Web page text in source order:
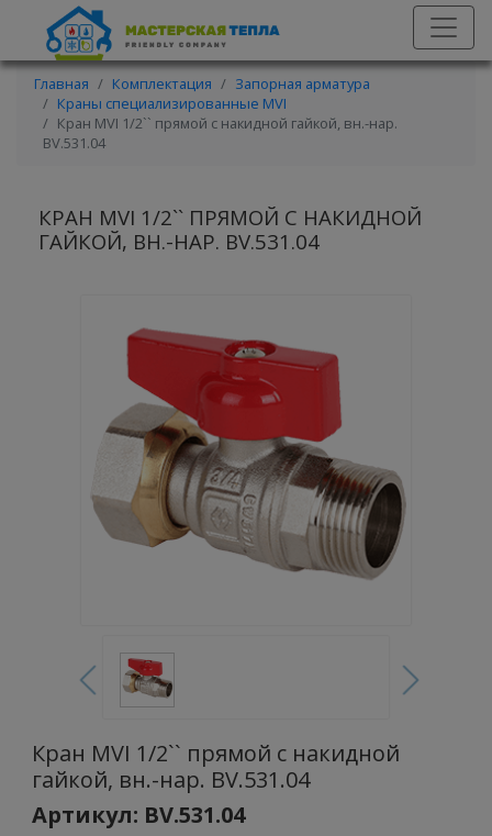
Главная Комплектация
Запорная арматура
Краны специализированные MVI
Кран MVI 1/2`` прямой с накидной гайкой, вн.-нар.
BV.531.04
КРАН MVI 1/2`` ПРЯМОЙ С НАКИДНОЙ
ГАЙКОЙ, ВН.-НАР. BV.531.04
Кран MVI 1/2`` прямой с накидной
гайкой, вн.-нар. BV.531.04
Артикул: BV.531.04